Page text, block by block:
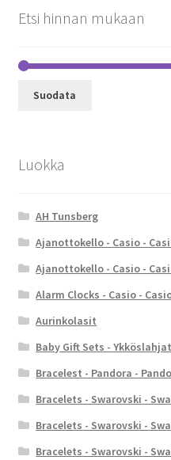
Etsi hinnan mukaan
Suodata
Luokka
AH Tunsberg
Ajanottokello - Casio -
Ajanottokello - Casio -
Alarm Clocks - Casio -
Aurinkolasit
Baby Gift Sets - Ykköslahjat
Bracelest - Pandora -
Bracelets - Swarovski -
Bracelets - Swarovski -
Bracelets - Swarovski -